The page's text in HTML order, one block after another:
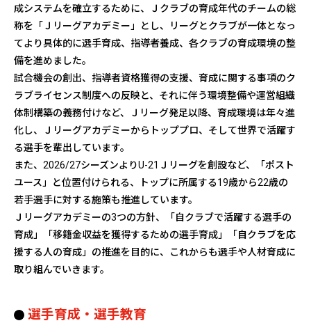
成システムを確立するために、Ｊクラブの育成年代のチームの総
称を「Ｊリーグアカデミー」とし、リーグとクラブが一体となっ
てより具体的に選手育成、指導者養成、各クラブの育成環境の整
備を進めました。
試合機会の創出、指導者資格獲得の支援、育成に関する事項のク
ラブライセンス制度への反映と、それに伴う環境整備や運営組織
体制構築の義務付けなど、Ｊリーグ発足以降、育成環境は年々進
化し、Ｊリーグアカデミーからトッププロ、そして世界で活躍す
る選手を輩出しています。
また、2026/27シーズンよりU-21Ｊリーグを創設など、「ポスト
ユース」と位置付けられる、トップに所属する19歳から22歳の
若手選手に対する施策も推進しています。
Ｊリーグアカデミーの3つの方針、「自クラブで活躍する選手の
育成」「移籍金収益を獲得するための選手育成」「自クラブを応
援する人の育成」の推進を目的に、これからも選手や人材育成に
取り組んでいきます。
選手育成・選手教育